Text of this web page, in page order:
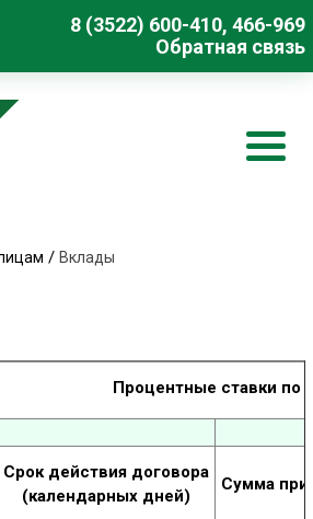
8 (3522) 600-410, 466-969
Обратная связь
/ Вклады
Процентные ставки по
Срок действия договора
(календарных дней)
Сумма при